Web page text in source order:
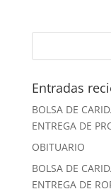
Entradas
BOLSA DE
ENTREGA DE
OBITUARIO
BOLSA DE
ENTREGA DE